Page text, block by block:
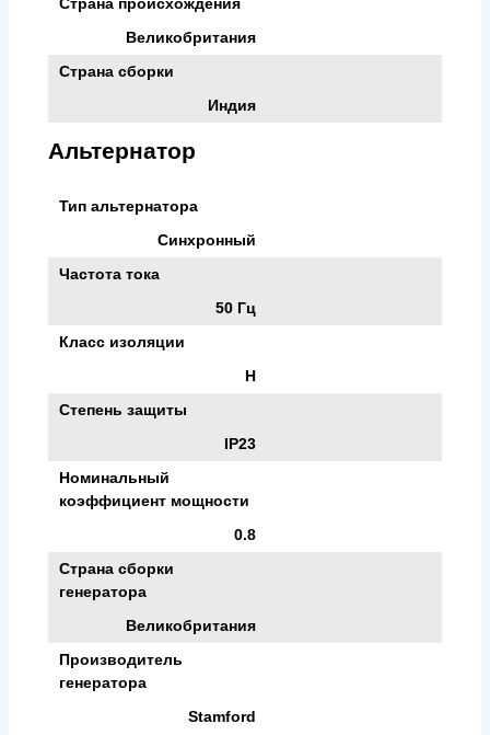
Великобритания
Страна сборки
Индия
Альтернатор
Тип альтернатора
Синхронный
Частота тока
50 Гц
Класс изоляции
H
Степень защиты
IP23
Номинальный
коэффициент мощности
0.8
Страна сборки
генератора
Великобритания
Производитель
генератора
Stamford